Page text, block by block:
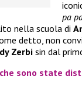
pa
nella scuola di
detto, non
Zerbisin dal
che sono state